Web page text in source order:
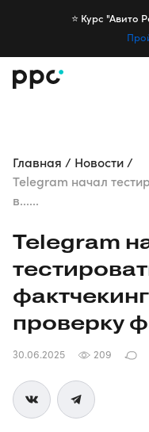
⭐️ Курс "Авито
Главная
Новости
Telegram начал
в......
Telegram
проверку
30.06.2025 209